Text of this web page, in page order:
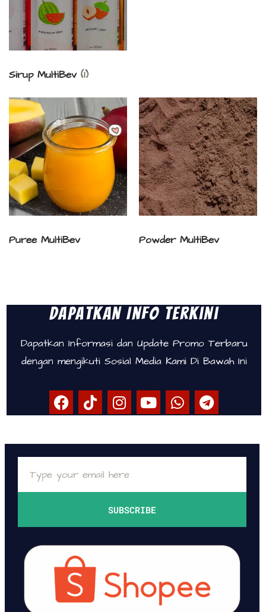
Sirup MultiBev (1)
Puree MultiBev Powder MultiBev
Dapatkan Info Terkini
Dapatkan Informasi dan Update Promo Terbaru
dengan mengikuti Sosial Media Kami Di Bawah Ini
SUBSCRIBE